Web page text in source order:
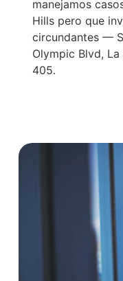
manejamos
Hills pero que
circundantes —
Olympic Blvd,
405.